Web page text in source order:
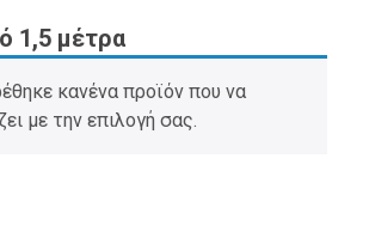
1,5 μέτρα
κανένα προϊόν που να
με την επιλογή σας.